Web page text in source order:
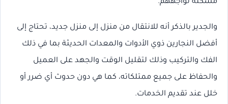
والجدير بالذكر أنه للانتقال من منزل إلى منزل جديد، تحتاج إلى
أفضل النجارين ذوي الأدوات والمعدات الحديثة بما في ذلك
الفك والتركيب وذلك لتقليل الوقت والجهد على العميل
والحفاظ على جميع ممتلكاته، كما هي دون حدوث أي ضرر أو
خلل عند تقديم الخدمات.